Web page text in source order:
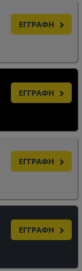
ΕΓΓΡΑΦΗ
ΕΓΓΡΑΦΗ
ΕΓΓΡΑΦΗ
ΕΓΓΡΑΦΗ